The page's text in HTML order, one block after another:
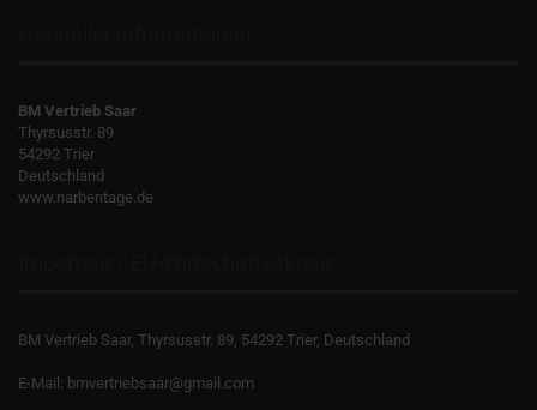
BM Vertrieb Saar
Thyrsusstr. 89
54292 Trier
Deutschland
www.narbentage.de
BM Vertrieb Saar, Thyrsusstr. 89, 54292 Trier, Deutschland
E-Mail: bmvertriebsaar@gmail.com